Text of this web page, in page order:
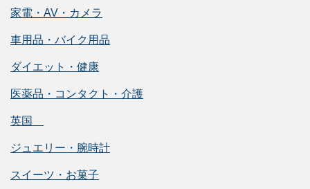
家電・AV・カメラ
車用品・バイク用品
ダイエット・健康
医薬品・コンタクト・介護
英国
ジュエリー・腕時計
スイーツ・お菓子